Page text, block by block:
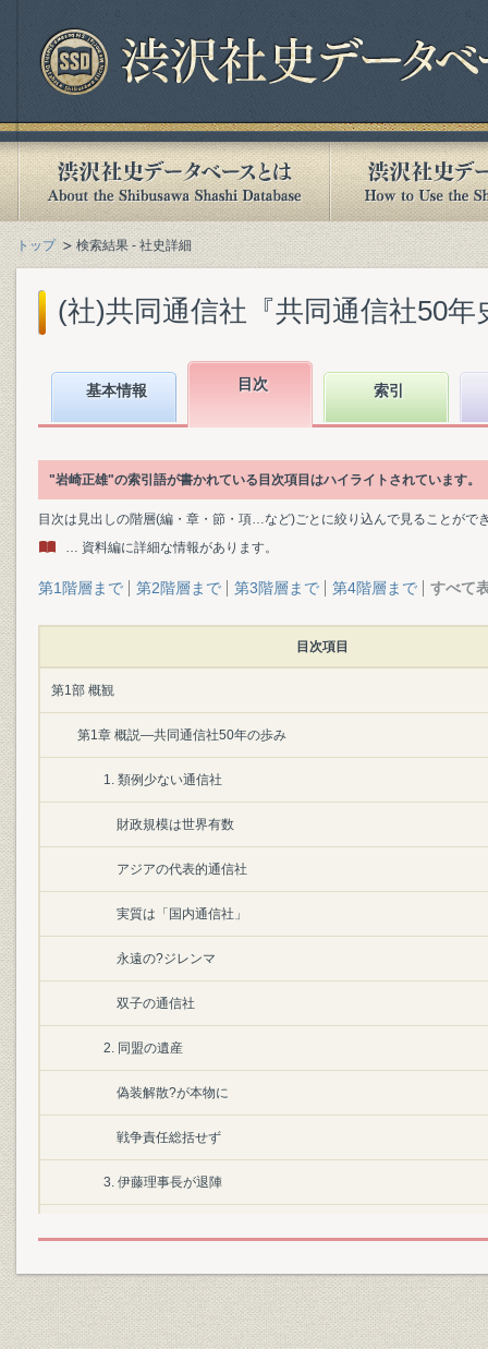
トップ 検索結果 - 社史詳細
(社)共同通信社『共同通信社50年
基本情報 目次 索引
"岩崎正雄"の索引語が書かれている目次項目はハイライトされています。
目次は見出しの階層(編・章・節・項…など)ごとに絞り込んで見ることがで
… 資料編に詳細な情報があります。
第1階層まで 第2階層まで 第3階層まで 第4階層まで すべて
目次項目
第1部 概観
第1章 概説―共同通信社50年の歩み
1. 類例少ない通信社
財政規模は世界有数
アジアの代表的通信社
実質は「国内通信社」
永遠の?ジレンマ
双子の通信社
2. 同盟の遺産
偽装解散?が本物に
戦争責任総括せず
3. 伊藤理事長が退陣
GHQの共同攻撃
4. 3社脱退の衝撃